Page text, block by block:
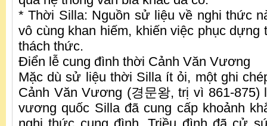
* Thời Silla: Nguồn sử liệu về nghi thức
vô cùng khan hiếm, khiến việc phục dựng
thách thức.
Điển lễ cung đình thời Cảnh Văn Vương
Mặc dù sử liệu thời Silla ít ỏi, một ghi
Cảnh Văn Vương (경문왕, trị vì 861-875)
vương quốc Silla đã cung cấp khoảnh